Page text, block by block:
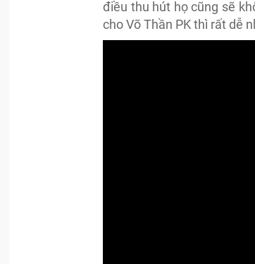
điều thu hút họ cũng sẽ
cho Võ Thần PK thì rất dễ